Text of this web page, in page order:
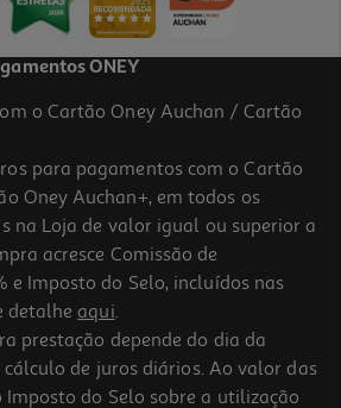
5.0
G4217903 Pack 2un
ONEY
o Cartão Oney Auchan / Cartão
para pagamentos com o Cartão
Oney Auchan+, em todos os
na Loja de valor igual ou superior a
acresce Comissão de
e Imposto do Selo, incluídos nas
detalhe aqui.
prestação depende do dia da
de juros diários. Ao valor das
Imposto do Selo sobre a utilização